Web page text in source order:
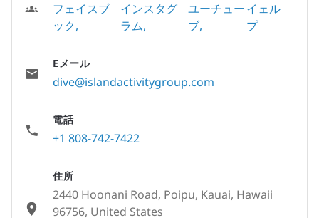
フェイスブ
ック
インスタグ
ラム
ユーチュー
ブ
イェル
プ
Eメール
dive@islandactivitygroup.com
電話
+1 808-742-7422
住所
2440 Hoonani Road, Poipu, Kauai, Hawaii
96756, United States